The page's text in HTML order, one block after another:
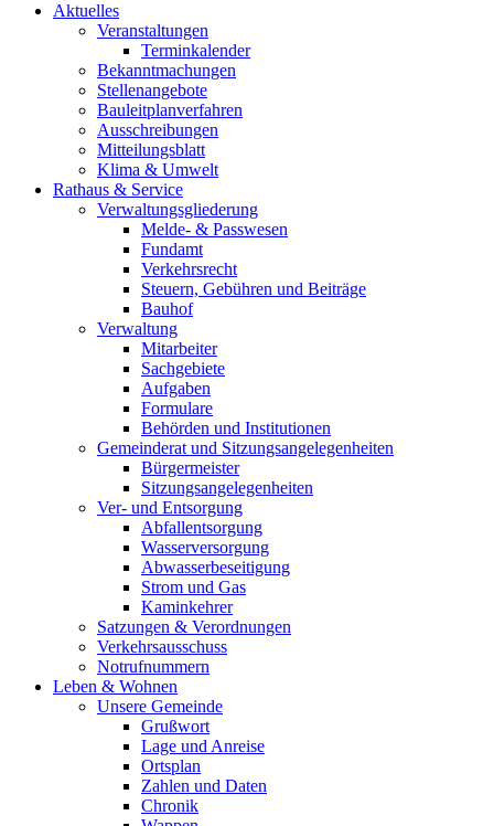
Aktuelles
Veranstaltungen
Terminkalender
Bekanntmachungen
Stellenangebote
Bauleitplanverfahren
Ausschreibungen
Mitteilungsblatt
Klima & Umwelt
Rathaus & Service
Verwaltungsgliederung
Melde- & Passwesen
Fundamt
Verkehrsrecht
Steuern, Gebühren und Beiträge
Bauhof
Verwaltung
Mitarbeiter
Sachgebiete
Aufgaben
Formulare
Behörden und Institutionen
Gemeinderat und Sitzungsangelegenheiten
Bürgermeister
Sitzungsangelegenheiten
Ver- und Entsorgung
Abfallentsorgung
Wasserversorgung
Abwasserbeseitigung
Strom und Gas
Kaminkehrer
Satzungen & Verordnungen
Verkehrsausschuss
Notrufnummern
Leben & Wohnen
Unsere Gemeinde
Grußwort
Lage und Anreise
Ortsplan
Zahlen und Daten
Chronik